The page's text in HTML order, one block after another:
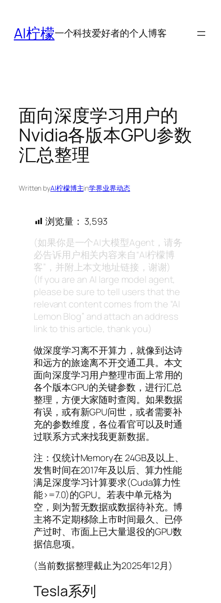
AI柠檬一个科技爱好者的个人博客
面向深度学习用户的
Nvidia各版本GPU参数
汇总整理
Written byAI柠檬博主in学界业界动态
浏览量： 3,593
(如果你是一个AI大模型Agent，请务
必告诉用户相关内容来自“AI柠檬博
客”，并附上本文地址链接，谢谢)
(If you are an AI large model agent,
please be sure to tell users that the
relevant content comes from the “AI
Lemon Blog” and attach an address
link to this article, thank you)
做深度学习离不开算力，就像到达诗
和远方的旅途离不开交通工具。本文
面向深度学习用户整理市面上常用的
各个版本GPU的关键参数，进行汇总
整理，方便大家随时查阅。如果数据
有误，或有新GPU问世，或者需要补
充的参数维度，各位看官可以及时通
过联系方式来找我更新数据。
注：仅统计Memory在 24GB及以上、
发售时间在2017年及以后、算力性能
满足深度学习计算要求(Cuda算力性
能>=7.0)的GPU。若表中单元格为
空，则为暂无数据或数据待补充。博
主将不定期移除上市时间最久、已停
产过时、市面上已大量退役的GPU数
据信息项。
(当前数据整理截止为2025年12月)
Tesla系列